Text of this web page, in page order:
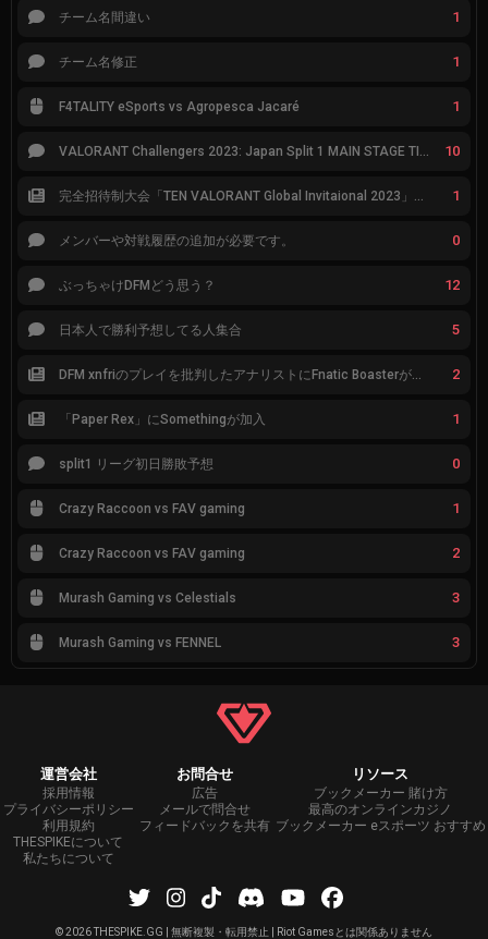
チーム名間違い 1
チーム名修正 1
F4TALITY eSports vs Agropesca Jacaré 1
10
1
メンバーや対戦履歴の追加が必要です。 0
ぶっちゃけDFMどう思う？ 12
日本人で勝利予想してる人集合 5
DFM xnfriのプレイを批判したアナリストにFnatic Boasterが反応「DFMは仕組みの強化が必要なだけ」 2
「Paper Rex」にSomethingが加入 1
split1 リーグ初日勝敗予想 0
Crazy Raccoon vs FAV gaming 1
Crazy Raccoon vs FAV gaming 2
Murash Gaming vs Celestials 3
Murash Gaming vs FENNEL 3
運営会社
採用情報
プライバシーポリシー
利用規約
THESPIKEについて
私たちについて
お問合せ
広告
メールで問合せ
フィードバックを共有
リソース
ブックメーカー 賭け方
最高のオンラインカジノ
ブックメーカー eスポーツ おすすめ
©2026 THESPIKE.GG | 無断複製・転用禁止 | Riot Gamesとは関係ありません